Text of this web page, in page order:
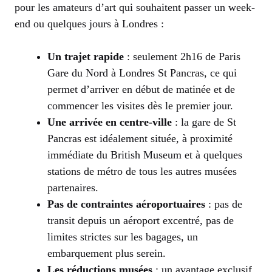
pour les amateurs d’art qui souhaitent passer un week-
end ou quelques jours à Londres :
Un trajet rapide : seulement 2h16 de Paris
Gare du Nord à Londres St Pancras, ce qui
permet d’arriver en début de matinée et de
commencer les visites dès le premier jour.
Une arrivée en centre-ville : la gare de St
Pancras est idéalement située, à proximité
immédiate du British Museum et à quelques
stations de métro de tous les autres musées
partenaires.
Pas de contraintes aéroportuaires : pas de
transit depuis un aéroport excentré, pas de
limites strictes sur les bagages, un
embarquement plus serein.
Les réductions musées : un avantage exclusif